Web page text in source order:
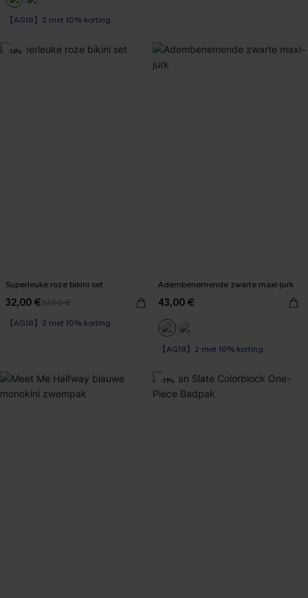
【AG18】2 met 10% korting
-14%
Superleuke roze bikini set
32,00 €37,00 €
【AG18】2 met 10% korting
Adembenemende zwarte maxi-jurk
43,00 €
【AG18】2 met 10% korting
-11%